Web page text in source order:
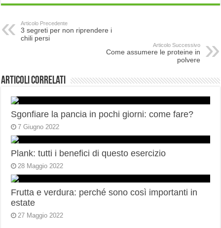
Articolo Precedente
3 segreti per non riprendere i
chili persi
Articolo Successivo
Come assumere le proteine in
polvere
Articoli correlati
Sgonfiare la pancia in pochi giorni: come fare?
7 Giugno 2022
Plank: tutti i benefici di questo esercizio
28 Maggio 2022
Frutta e verdura: perché sono così importanti in
estate
27 Maggio 2022